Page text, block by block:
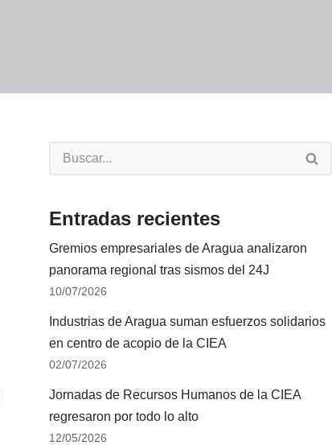
Entradas recientes
Gremios empresariales de Aragua analizaron
panorama regional tras sismos del 24J
10/07/2026
Industrias de Aragua suman esfuerzos solidarios
en centro de acopio de la CIEA
02/07/2026
Jornadas de Recursos Humanos de la CIEA
regresaron por todo lo alto
12/05/2026